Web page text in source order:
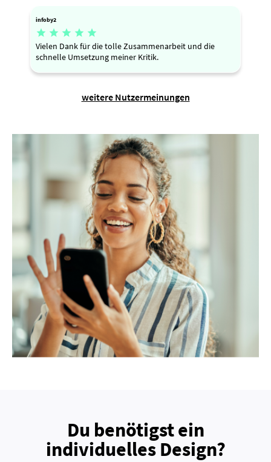
infoby2
    
Vielen Dank für die tolle Zusammenarbeit und die
schnelle Umsetzung meiner Kritik.
weitere Nutzermeinungen
Du benötigst ein
individuelles Design?